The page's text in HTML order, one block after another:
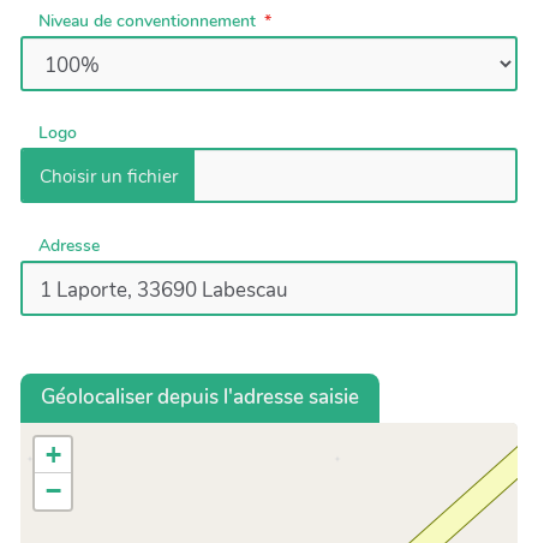
Niveau de conventionnement
Logo
Adresse
Géolocaliser depuis l'adresse saisie
+
−